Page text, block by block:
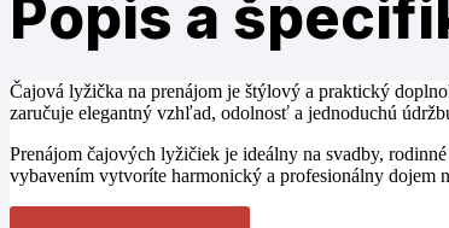
Popis a
Čajová lyžička na prenájom je štýlový a praktický
zaručuje elegantný vzhľad, odolnosť a jednoduchú
Prenájom čajových lyžičiek je ideálny na svadby,
vybavením vytvoríte harmonický a profesionálny dojem